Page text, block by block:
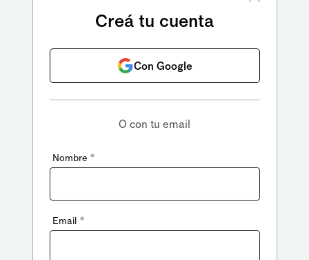
Creá tu cuenta
Con Google
O con tu email
Nombre *
Email *